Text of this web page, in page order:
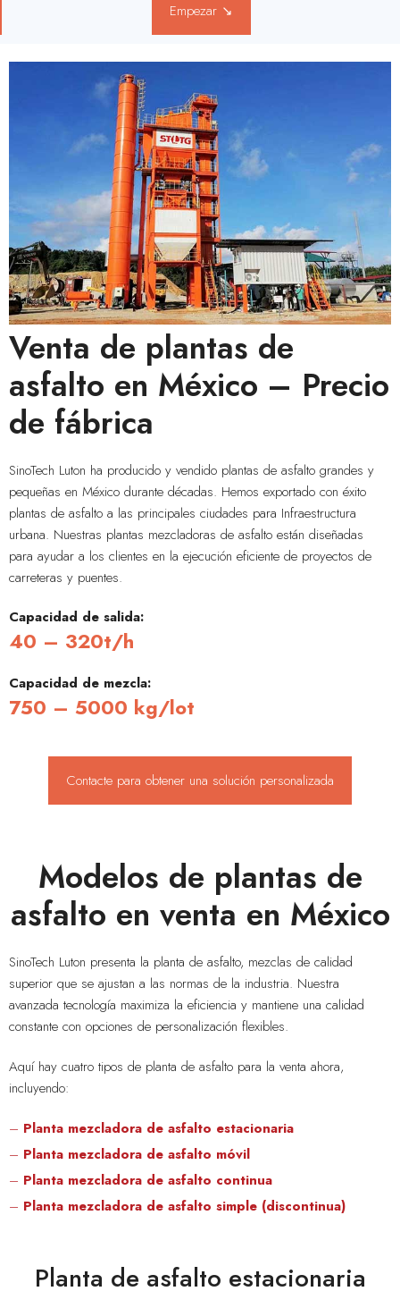
Empezar ↘
Venta de plantas de
asfalto en México – Precio
de fábrica
SinoTech Luton ha producido y vendido plantas de asfalto grandes y
pequeñas en México durante décadas. Hemos exportado con éxito
plantas de asfalto a las principales ciudades para Infraestructura
urbana. Nuestras plantas mezcladoras de asfalto están diseñadas
para ayudar a los clientes en la ejecución eficiente de proyectos de
carreteras y puentes.
Capacidad de salida:
40 – 320t/h
Capacidad de mezcla:
750 – 5000 kg/lot
Contacte para obtener una solución personalizada
Modelos de plantas de
asfalto en venta en México
SinoTech Luton presenta la planta de asfalto, mezclas de calidad
superior que se ajustan a las normas de la industria. Nuestra
avanzada tecnología maximiza la eficiencia y mantiene una calidad
constante con opciones de personalización flexibles.
Aquí hay cuatro tipos de planta de asfalto para la venta ahora,
incluyendo:
– Planta mezcladora de asfalto estacionaria
– Planta mezcladora de asfalto móvil
– Planta mezcladora de asfalto continua
– Planta mezcladora de asfalto simple (discontinua)
Planta de asfalto estacionaria